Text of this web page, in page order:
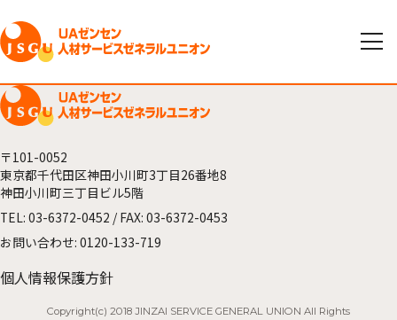
〒101-0052
東京都千代田区神田小川町3丁目26番地8
神田小川町三丁目ビル5階
TEL: 03-6372-0452 / FAX: 03-6372-0453
お問い合わせ: 0120-133-719
個人情報保護方針
Copyright(c) 2018 JINZAI SERVICE GENERAL UNION All Rights